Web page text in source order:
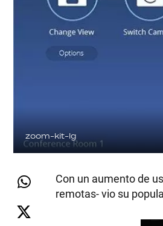
zoom-kit-lg
Con un aumento de
remotas- vio su